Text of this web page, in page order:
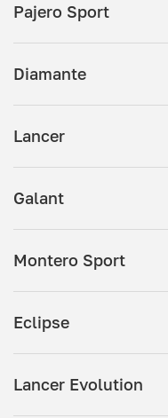
Pajero Sport
Diamante
Lancer
Galant
Montero Sport
Eclipse
Lancer Evolution